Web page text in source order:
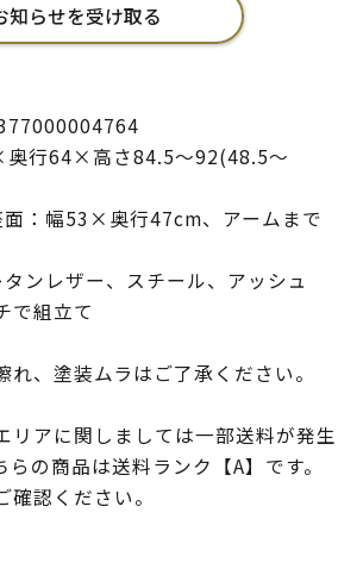
知らせを受け取る
行64×高さ84.5〜92(48.5〜
面：幅53×奥行47cm、アームまで
ンレザー、スチール、アッシュ
で組立て
れ、塗装ムラはご了承ください。
アに関しましては一部送料が発生
の商品は送料ランク【A】です。
確認ください。